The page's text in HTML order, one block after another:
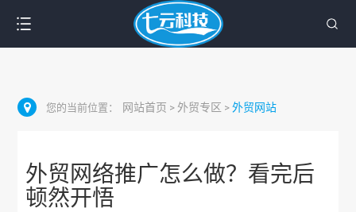
您的当前位置： 网站首页 > 外贸专区 >外贸网站
外贸网络推广怎么做？看完后
顿然开悟